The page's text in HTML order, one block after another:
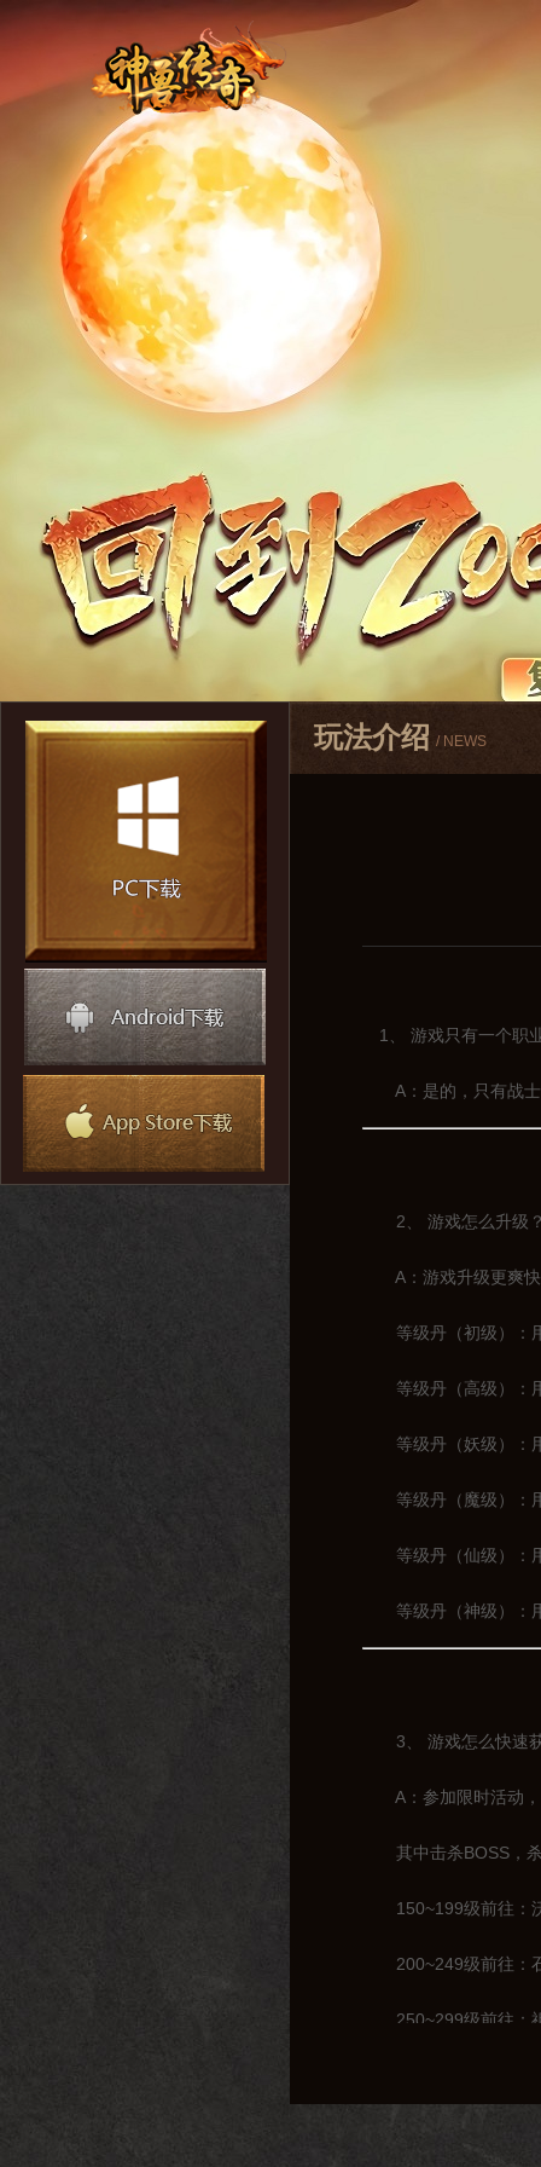
玩法介绍 / NEWS
1、 游戏只有一个职
A：是的，只有战士
2、 游戏怎么升级
A：游戏升级更爽快
等级丹（初级）：
等级丹（高级）：
等级丹（妖级）：
等级丹（魔级）：
等级丹（仙级）：
等级丹（神级）：
3、 游戏怎么快速
A：参加限时活动，
其中击杀BOSS，杀
150~199级前往：沃
200~249级前往：石
250~299级前往：祖